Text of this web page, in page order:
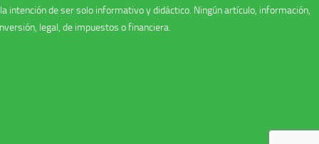
intención de ser solo informativo y didáctico. Ningún artículo, información,
legal, de impuestos o financiera.